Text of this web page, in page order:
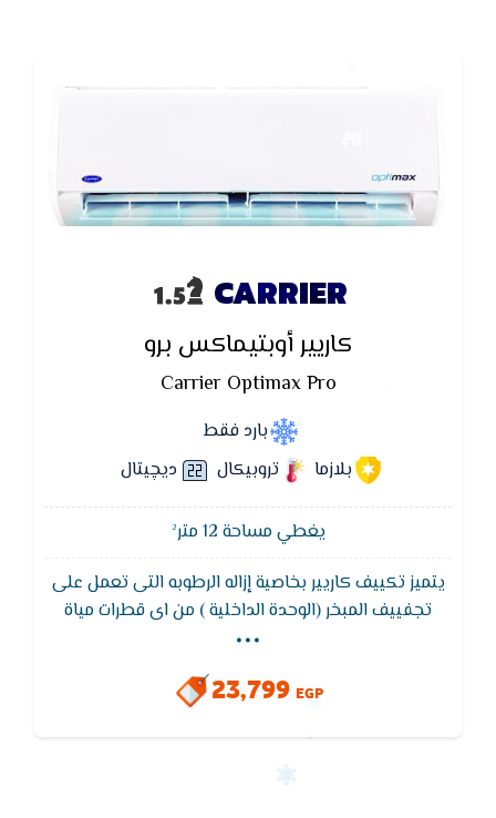
CARRIER
كاريير أوبتيماكس برو
Carrier Optimax Pro
بارد فقط
بلازما
تروبيكال ديچيتال
يغطي مساحة 12 متر²
يتميز تكييف كاريير بخاصية إزاله الرطوبه التى تعمل على
تجفييف المبخر (الوحدة الداخلية ) من اى قطرات مياة
لضمان عدم صدور اى روائح كريهة من الوحده الداخلية
...
23,799 EGP